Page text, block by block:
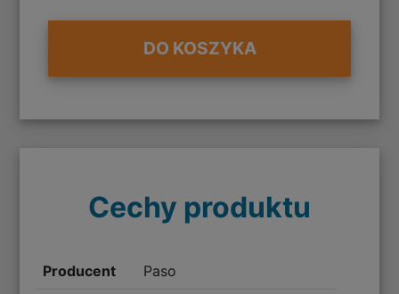
DO KOSZYKA
Cechy produktu
Producent Paso